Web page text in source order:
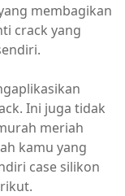
membagikan
crack yang
Ini juga tidak
meriah
kamu yang
case silikon